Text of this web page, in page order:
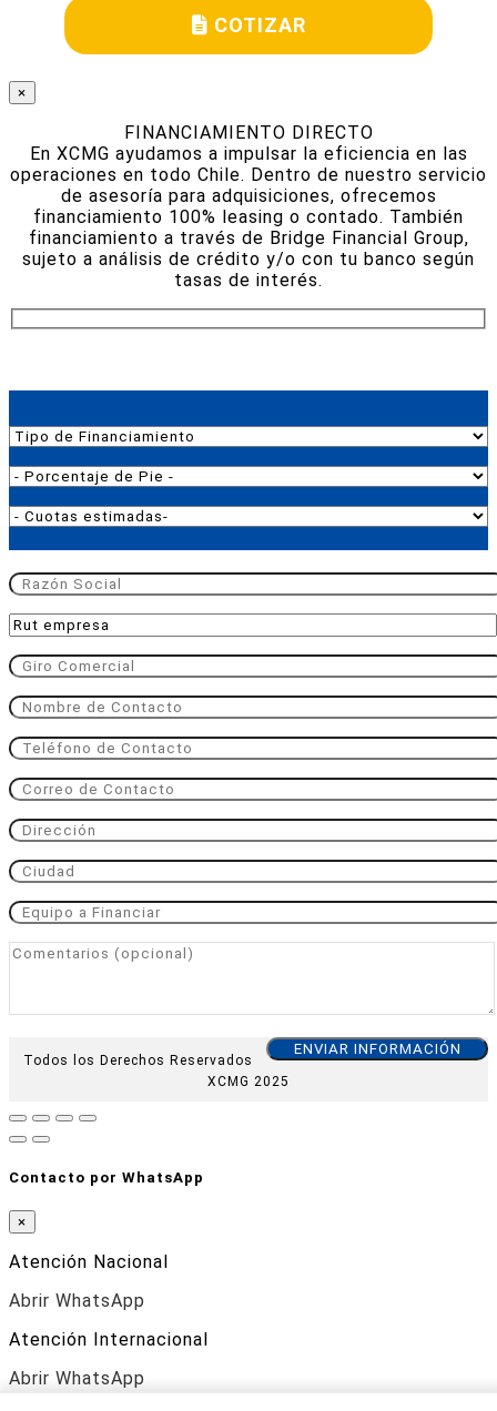
COTIZAR
×
FINANCIAMIENTO DIRECTO
En XCMG ayudamos a impulsar la eficiencia en las
operaciones en todo Chile. Dentro de nuestro servicio
de asesoría para adquisiciones, ofrecemos
financiamiento 100% leasing o contado. También
financiamiento a través de Bridge Financial Group,
sujeto a análisis de crédito y/o con tu banco según
tasas de interés.
Todos los Derechos Reservados
XCMG 2025
Contacto por WhatsApp
×
Atención Nacional
Abrir WhatsApp
Atención Internacional
Abrir WhatsApp